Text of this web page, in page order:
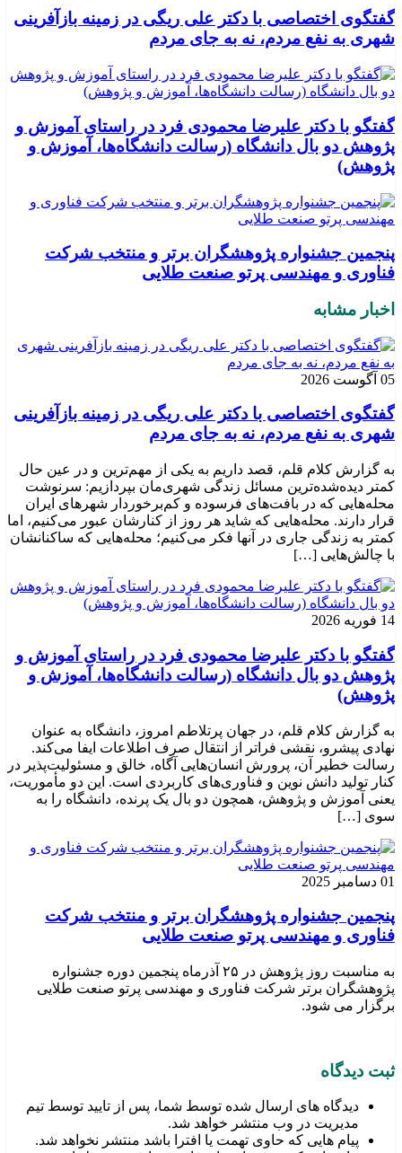
گفتگوی اختصاصی با دکتر علی ریگی در زمینه بازآفرینی
شهری به نفع مردم، نه به جای مردم
گفتگو با دکتر علیرضا محمودی فرد در راستای آموزش و
پژوهش دو بال دانشگاه (رسالت دانشگاه‌ها، آموزش و
پژوهش)
پنجمین جشنواره پژوهشگران برتر و منتخب شرکت
فناوری و مهندسی پرتو صنعت طلایی
اخبار مشابه
05 آگوست 2026
گفتگوی اختصاصی با دکتر علی ریگی در زمینه بازآفرینی
شهری به نفع مردم، نه به جای مردم
به گزارش کلام قلم، قصد داریم به یکی از مهم‌ترین و در عین حال
کمتر دیده‌شده‌ترین مسائل زندگی شهری‌مان بپردازیم: سرنوشت
محله‌هایی که در بافت‌های فرسوده و کم‌برخوردار شهرهای ایران
قرار دارند. محله‌هایی که شاید هر روز از کنارشان عبور می‌کنیم، اما
کمتر به زندگی جاری در آنها فکر می‌کنیم؛ محله‌هایی که ساکنانشان
با چالش‌هایی […]
14 فوریه 2026
گفتگو با دکتر علیرضا محمودی فرد در راستای آموزش و
پژوهش دو بال دانشگاه (رسالت دانشگاه‌ها، آموزش و
پژوهش)
به گزارش کلام قلم، در جهان پرتلاطم امروز، دانشگاه به عنوان
نهادی پیشرو، نقشی فراتر از انتقال صرف اطلاعات ایفا می‌کند.
رسالت خطیر آن، پرورش انسان‌هایی آگاه، خالق و مسئولیت‌پذیر در
کنار تولید دانش نوین و فناوری‌های کاربردی است. این دو مأموریت،
یعنی آموزش و پژوهش، همچون دو بال یک پرنده، دانشگاه را به
سوی […]
01 دسامبر 2025
پنجمین جشنواره پژوهشگران برتر و منتخب شرکت
فناوری و مهندسی پرتو صنعت طلایی
به مناسبت روز پژوهش در ۲۵ آذرماه پنجمین دوره جشنواره
پژوهشگران برتر شرکت فناوری و مهندسی پرتو صنعت طلایی
برگزار می شود.
ثبت دیدگاه
دیدگاه های ارسال شده توسط شما، پس از تایید توسط تیم
مدیریت در وب منتشر خواهد شد.
پیام هایی که حاوی تهمت یا افترا باشد منتشر نخواهد شد.